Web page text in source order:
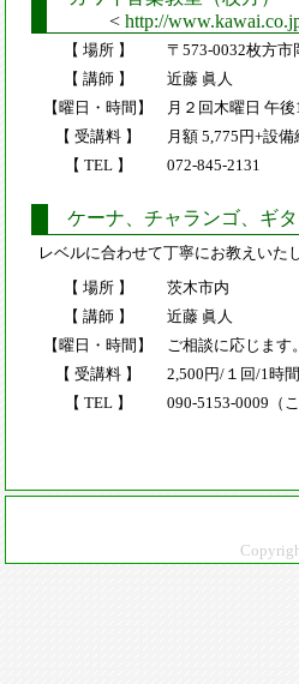
< http://
【 場所 】
〒573-0032枚方市
【 講師 】
近藤 眞人
【曜日・時間】
月２回木曜日 午
【 受講料 】
月額 5,775円+設
【 TEL 】
072-845-2131
ケーナ、チャランゴ、ギ
レベルに合わせて丁寧にお教えいた
【 場所 】
茨木市内
【 講師 】
近藤 眞人
【曜日・時間】
ご相談に応じます。
【 受講料 】
2,500円/１回/1時間
【 TEL 】
090-5153-0009（こ